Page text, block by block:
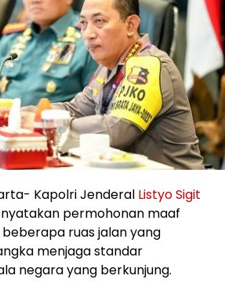
Kapolri Jenderal Listyo Sigit
permohonan maaf
ruas jalan yang
menjaga standar
negara yang berkunjung.